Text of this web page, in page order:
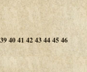
3940414243444546